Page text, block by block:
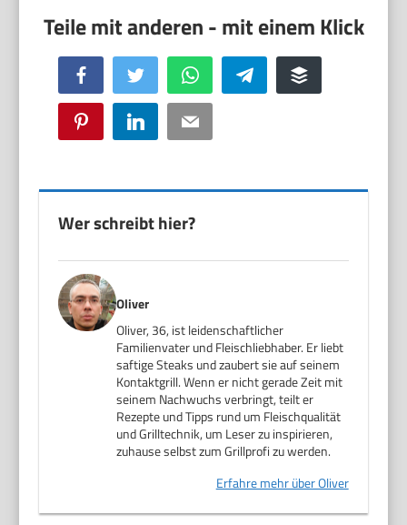
Facebook Twitter WhatsApp Telegram Buffer
Pinterest LinkedIn Email
Wer schreibt hier?
Oliver
Oliver, 36, ist leidenschaftlicher
Familienvater und Fleischliebhaber. Er liebt
saftige Steaks und zaubert sie auf seinem
Kontaktgrill. Wenn er nicht gerade Zeit mit
seinem Nachwuchs verbringt, teilt er
Rezepte und Tipps rund um Fleischqualität
und Grilltechnik, um Leser zu inspirieren,
zuhause selbst zum Grillprofi zu werden.
Erfahre mehr über Oliver